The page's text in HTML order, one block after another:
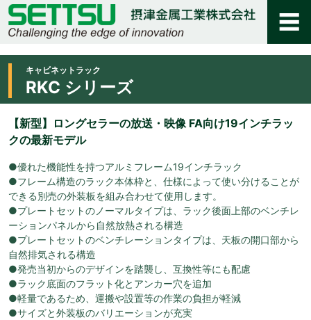
キャビネットラック
RKC シリーズ
【新型】ロングセラーの放送・映像 FA向け19インチラッ
クの最新モデル
●優れた機能性を持つアルミフレーム19インチラック
●フレーム構造のラック本体枠と、仕様によって使い分けることが
できる別売の外装板を組み合わせて使用します。
●プレートセットのノーマルタイプは、ラック後面上部のベンチレ
ーションパネルから自然放熱される構造
●プレートセットのベンチレーションタイプは、天板の開口部から
自然排気される構造
●発売当初からのデザインを踏襲し、互換性等にも配慮
●ラック底面のフラット化とアンカー穴を追加
●軽量であるため、運搬や設置等の作業の負担が軽減
●サイズと外装板のバリエーションが充実